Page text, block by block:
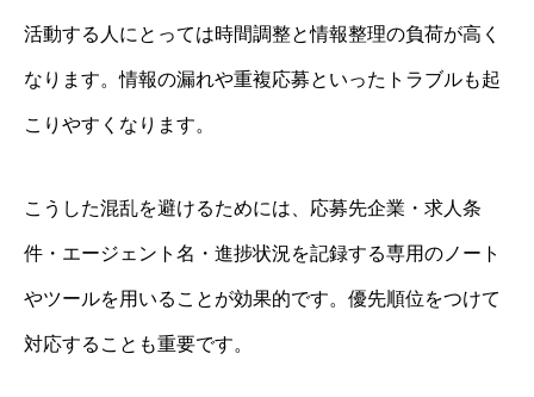
活動する人にとっては時間調整と情報整理の負荷が高く
なります。情報の漏れや重複応募といったトラブルも起
こりやすくなります。
こうした混乱を避けるためには、応募先企業・求人条
件・エージェント名・進捗状況を記録する専用のノート
やツールを用いることが効果的です。優先順位をつけて
対応することも重要です。